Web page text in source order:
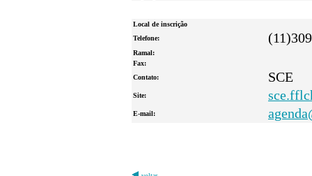
Local de inscrição
Telefone:
Ramal:
Fax:
Contato:
SCE
Site:
E-mail: